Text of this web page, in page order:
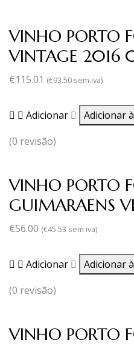
VINHO PORTO
VINTAGE 2016
€115.01 (€93.50 sem iva)
Adicionar Adicionar
(0 revisão)
VINHO PORTO
GUIMARAENS
€56.00 (€45.53 sem iva)
Adicionar Adicionar
(0 revisão)
VINHO PORTO